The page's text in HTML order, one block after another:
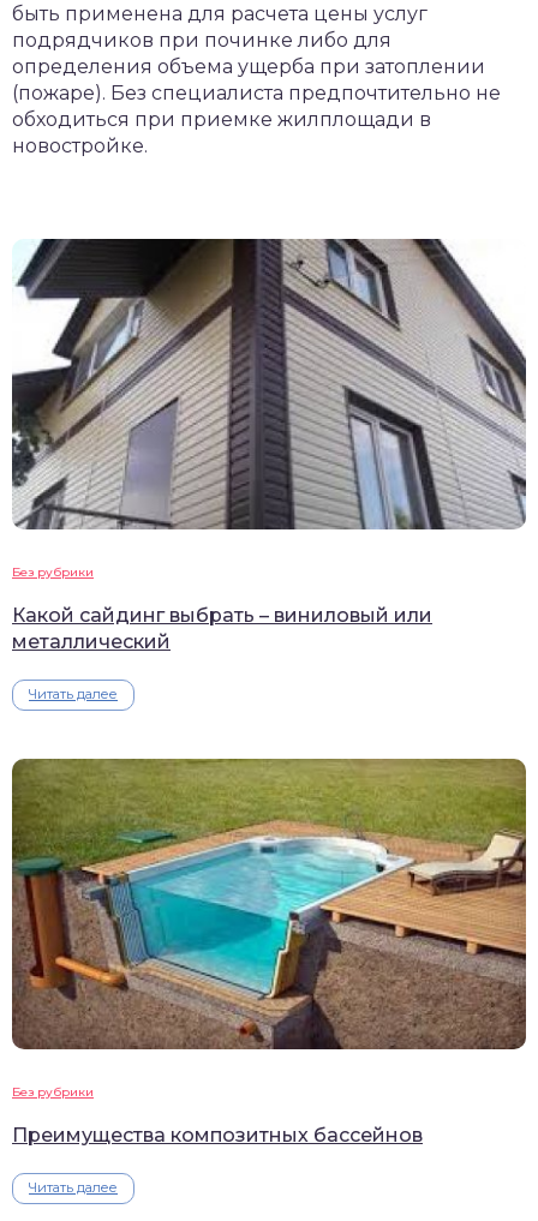
быть применена для расчета цены услуг
подрядчиков при починке либо для
определения объема ущерба при затоплении
(пожаре). Без специалиста предпочтительно не
обходиться при приемке жилплощади в
новостройке.
Без рубрики
Какой сайдинг выбрать – виниловый или
металлический
Читать далее
Без рубрики
Преимущества композитных бассейнов
Читать далее